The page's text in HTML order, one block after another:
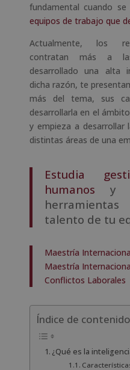
fundamental cuando
equipos de trabajo que
Actualmente, los
contratan más a
desarrollado una alta
dicha razón, te
más del tema, sus
desarrollarla en el
y empieza a desarrollar
distintas áreas de una
Estudia
humanos y
talento de tu
Maestría
Maestría
Conflictos Laborales
Índice de
¿Qué es la